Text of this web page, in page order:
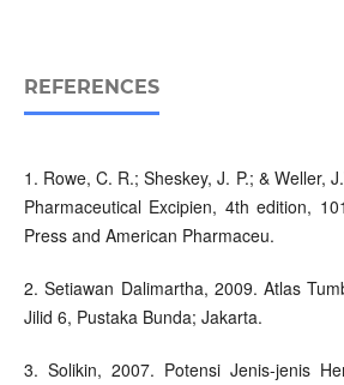
REFERENCES
1. Rowe, C. R.; Sheskey, J. P.; & Weller,
Pharmaceutical Excipien, 4th edition,
Press and American Pharmaceu.
2. Setiawan Dalimartha, 2009. Atlas
Jilid 6, Pustaka Bunda; Jakarta.
3. Solikin, 2007. Potensi Jenis-jenis